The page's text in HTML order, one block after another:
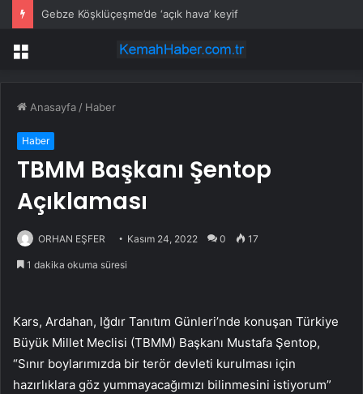
Gebze Köşklüçeşme’de ‘açık hava’ keyif
Menü
Anasayfa / Haber
Haber
TBMM Başkanı Şentop
Açıklaması
ORHAN EŞFER Kasım 24, 2022 0 17
1 dakika okuma süresi
Kars, Ardahan, Iğdır Tanıtım Günleri’nde konuşan Türkiye
Büyük Millet Meclisi (TBMM) Başkanı Mustafa Şentop,
“Sınır boylarımızda bir terör devleti kurulması için
hazırlıklara göz yummayacağımızı bilinmesini istiyorum”